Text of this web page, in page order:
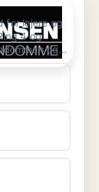
for lejere og
4 og
og